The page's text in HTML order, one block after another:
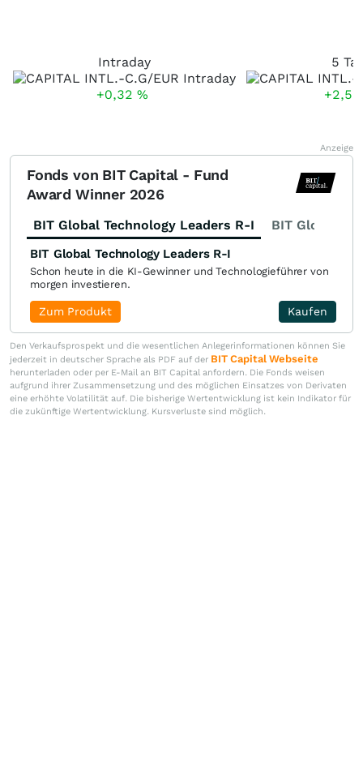
Intraday
+0,32 %
5
Anzeige
Fonds von BIT Capital - Fund
Award Winner 2026
BIT Global Technology Leaders R-I BIT Global
BIT Global Technology Leaders R-I
Schon heute in die KI-Gewinner und Technologieführer von
morgen investieren.
Kaufen
Zum Produkt
Den Verkaufsprospekt und die wesentlichen Anlegerinformationen können Sie
jederzeit in deutscher Sprache als PDF auf der BIT Capital Webseite
herunterladen oder per E-Mail an BIT Capital anfordern. Die Fonds weisen
aufgrund ihrer Zusammensetzung und des möglichen Einsatzes von Derivaten
eine erhöhte Volatilität auf. Die bisherige Wertentwicklung ist kein Indikator für
die zukünftige Wertentwicklung. Kursverluste sind möglich.